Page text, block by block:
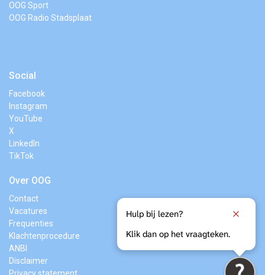
OOG Sport
OOG Radio Stadsplaat
Social
Facebook
Instagram
YouTube
X
LinkedIn
TikTok
Over OOG
Contact
Vacatures
Frequenties
Klachtenprocedure
ANBI
Disclaimer
Hulp bij lezen?
Klik dan op het vraagteken.